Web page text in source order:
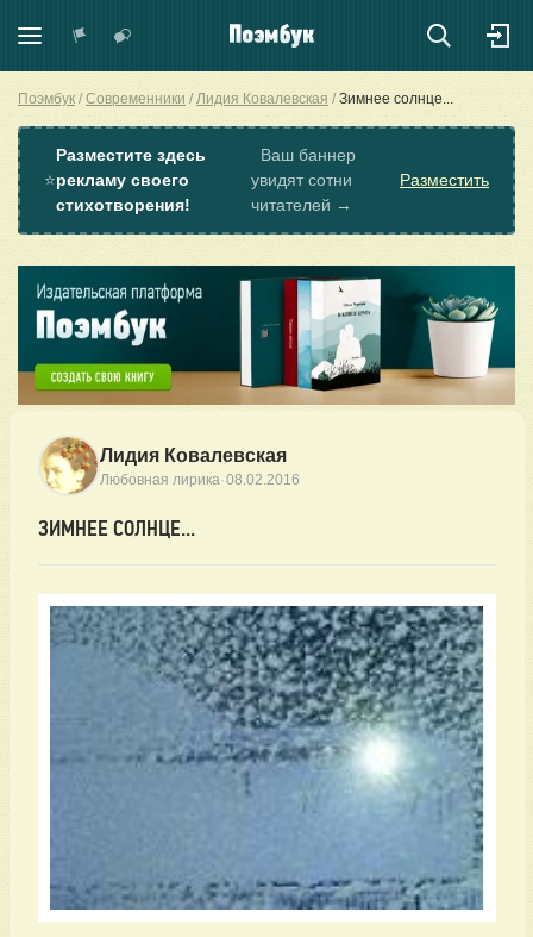
Поэмбук Современники Лидия Ковалевская Зимнее солнце...
⭐
Разместите здесь
рекламу своего
стихотворения!
Ваш баннер
увидят сотни
читателей →
Разместить
Лидия Ковалевская
Любовная лирика·08.02.2016
ЗИМНЕЕ СОЛНЦЕ...